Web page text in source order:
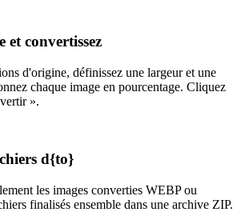
et convertissez
d'origine, définissez une largeur et une
chaque image en pourcentage. Cliquez
».
d{to}
les images converties WEBP ou
finalisés ensemble dans une archive ZIP.